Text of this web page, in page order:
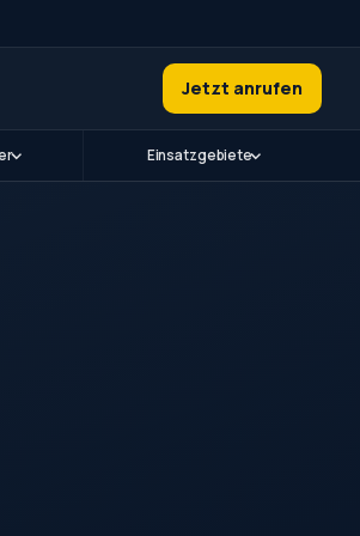
Jetzt anrufen
Einsatzgebiete